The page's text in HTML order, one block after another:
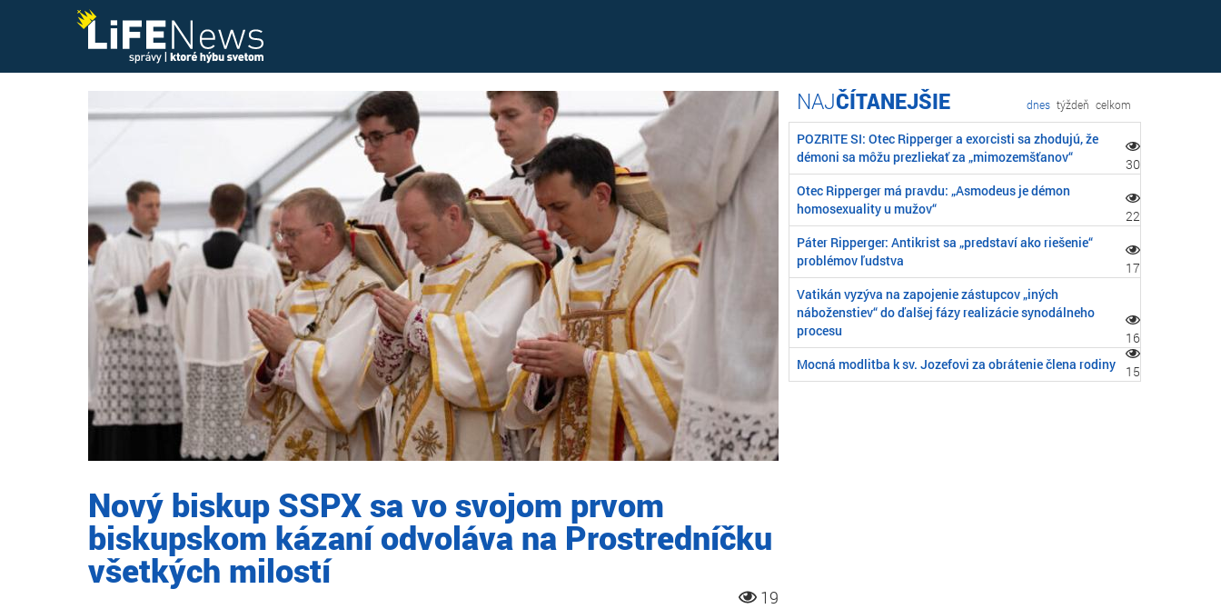
Nový biskup SSPX sa vo svojom prvom
biskupskom kázaní odvoláva na Prostredníčku
všetkých milostí
19
ČÍTANEJŠIE dnes týždeň celkom
POZRITE SI: Otec Ripperger a exorcisti sa zhodujú, že
démoni sa môžu prezliekať za „mimozemšťanov“
30
Otec Ripperger má pravdu: „Asmodeus je démon
homosexuality u mužov“
22
Páter Ripperger: Antikrist sa „predstaví ako riešenie“
problémov ľudstva
17
Vatikán vyzýva na zapojenie zástupcov „iných
náboženstiev“ do ďalšej fázy realizácie synodálneho
procesu
16
Mocná modlitba k sv. Jozefovi za obrátenie člena rodiny
15